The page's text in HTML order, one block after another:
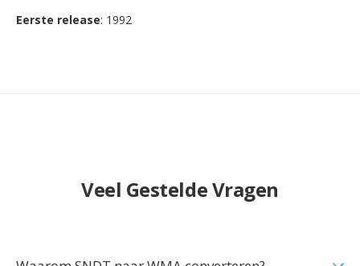
Eerste release: 1992
Veel Gestelde Vragen